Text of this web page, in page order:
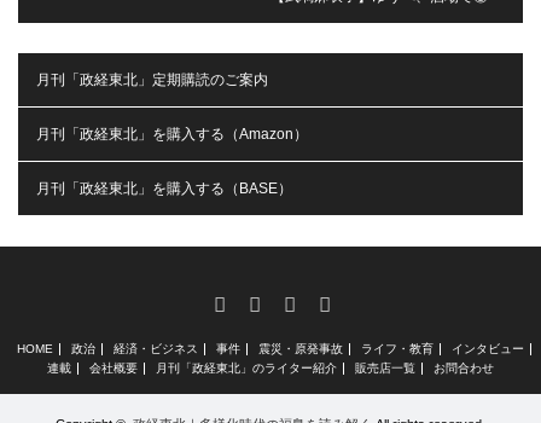
月刊「政経東北」定期購読のご案内
月刊「政経東北」を購入する（Amazon）
月刊「政経東北」を購入する（BASE）
FacebookInstagram
RSS
HOME 政治 経済・ビジネス 事件 震災・原発事故 ライフ・教育
インタビュー
連載
会社概要 月刊「政経東北」のライター紹介 販売店一覧 お問合わせ